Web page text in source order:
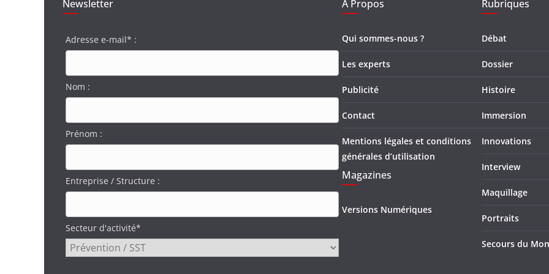
Newsletter
Adresse e-mail* :
Nom :
Prénom :
Entreprise / Structure :
Secteur d'activité*
A Propos
Qui sommes-nous ?
Les experts
Publicité
Contact
Mentions légales et conditions
générales d’utilisation
Magazines
Versions Numériques
Rubriques
Débat
Dossier
Histoire
Immersion
Innovations
Interview
Maquillage
Portraits
Secours du